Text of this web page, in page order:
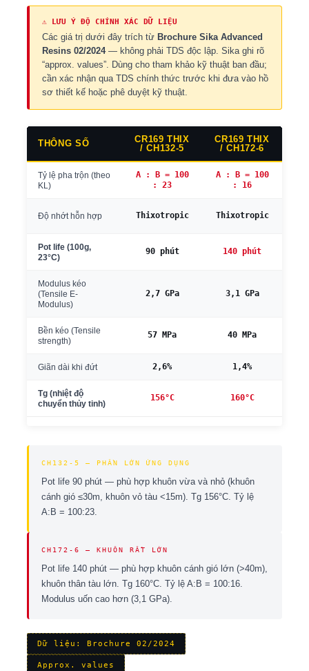
⚠ LƯU Ý ĐỘ CHÍNH XÁC DỮ LIỆU
Các giá trị dưới đây trích từ Brochure Sika Advanced
Resins 02/2024— không phải TDS độc lập. Sika ghi rõ
“approx. values”. Dùng cho tham khảo kỹ thuật ban đầu;
cần xác nhận qua TDS chính thức trước khi đưa vào hồ
sơ thiết kế hoặc phê duyệt kỹ thuật.
THÔNG SỐ
CR169 THIX
/ CH132-5
CR169 THIX
/ CH172-6
Tỷ lệ pha trộn (theo
KL)
A : B = 100
: 23
A : B = 100
: 16
Độ nhớt hỗn hợp Thixotropic Thixotropic
Pot life (100g,
23°C)
90 phút 140 phút
Modulus kéo
(Tensile E-
Modulus)
2,7 GPa 3,1 GPa
Bền kéo (Tensile
strength)
57 MPa 40 MPa
Giãn dài khi đứt 2,6% 1,4%
Tg (nhiệt độ
chuyển thủy tinh)
156°C 160°C
CH132-5 — PHẦN LỚN ỨNG DỤNG
Pot life 90 phút — phù hợp khuôn vừa và nhỏ (khuôn
cánh gió ≤30m, khuôn vỏ tàu <15m). Tg 156°C. Tỷ lệ
A:B = 100:23.
CH172-6 — KHUÔN RẤT LỚN
Pot life 140 phút — phù hợp khuôn cánh gió lớn (>40m),
khuôn thân tàu lớn. Tg 160°C. Tỷ lệ A:B = 100:16.
Modulus uốn cao hơn (3,1 GPa).
Dữ liệu: Brochure 02/2024
Approx. values